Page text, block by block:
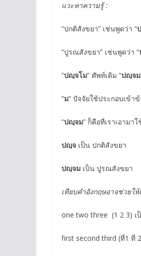
แวะหาความรู้ :
“ปกติสังขยา” เช่นพูดว่า “
“ปูรณสังขยา” เช่นพูดว่า “
“ปญฺจโม” ศัพท์เดิม “ปญฺจม
“ม” ปัจจัยใช้ประกอบเข้
“ปญฺจม” ก็คือที่เราเอามา
ปญฺจ เป็น ปกติสังขยา
ปญฺจม เป็น ปูรณสังขยา
เทียบคำอังกฤษอาจช่วยใ
one two three (1 2 3) เ
first second third (ที่1 ที่